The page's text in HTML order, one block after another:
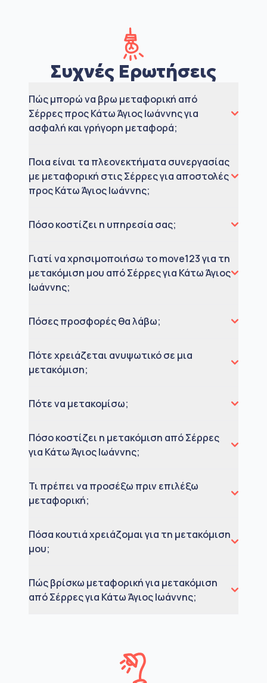
Συχνές Ερωτήσεις
Πώς μπορώ να βρω μεταφορική από
Σέρρες προς Κάτω Άγιος Ιωάννης για
ασφαλή και γρήγορη μεταφορά;
Ποια είναι τα πλεονεκτήματα συνεργασίας
με μεταφορική στις Σέρρες για αποστολές
προς Κάτω Άγιος Ιωάννης;
Πόσο κοστίζει η υπηρεσία σας;
Γιατί να χρησιμοποιήσω το move123 για τη
μετακόμιση μου από Σέρρες για Κάτω Άγιος
Ιωάννης;
Πόσες προσφορές θα λάβω;
Πότε χρειάζεται ανυψωτικό σε μια
μετακόμιση;
Πότε να μετακομίσω;
Πόσο κοστίζει η μετακόμιση από Σέρρες
για Κάτω Άγιος Ιωάννης;
Τι πρέπει να προσέξω πριν επιλέξω
μεταφορική;
Πόσα κουτιά χρειάζομαι για τη μετακόμιση
μου;
Πώς βρίσκω μεταφορική για μετακόμιση
από Σέρρες για Κάτω Άγιος Ιωάννης;